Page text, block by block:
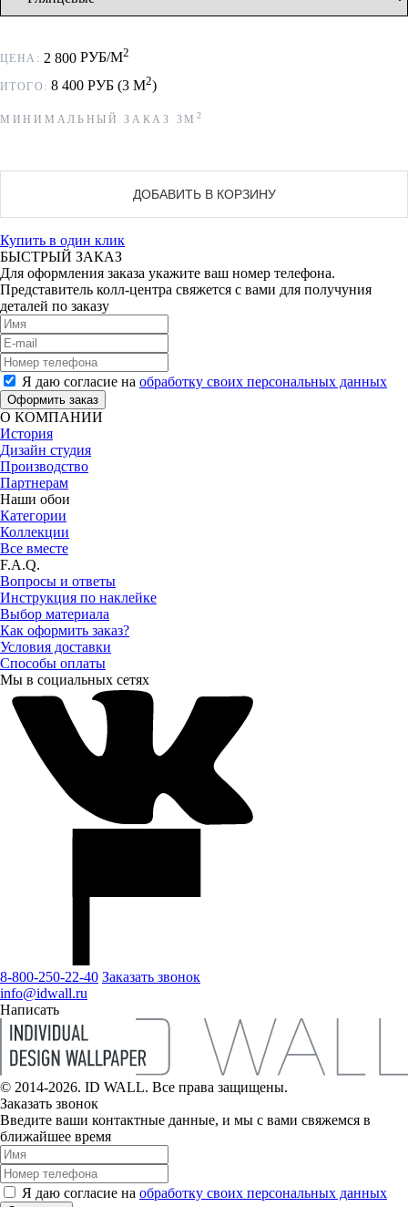
ЦЕНА: 2 800 РУБ/М2
ИТОГО: 8 400 РУБ (3 М2)
МИНИМАЛЬНЫЙ ЗАКАЗ 3М2
ДОБАВИТЬ В КОРЗИНУ
Купить в один клик
БЫСТРЫЙ ЗАКАЗ
Для оформления заказа укажите ваш номер телефона.
Представитель колл-центра свяжется с вами для получуния
деталей по заказу
Я даю согласие на обработку своих персональных данных
Оформить заказ
О КОМПАНИИ
История
Дизайн студия
Производство
Партнерам
Наши обои
Категории
Коллекции
Все вместе
F.A.Q.
Вопросы и ответы
Инструкция по наклейке
Выбор материала
Как оформить заказ?
Условия доставки
Способы оплаты
Мы в социальных сетях
8-800-250-22-40 Заказать звонок
info@idwall.ru
Написать
© 2014-2026. ID WALL. Все права защищены.
Заказать звонок
Введите ваши контактные данные, и мы с вами свяжемся в
ближайшее время
Я даю согласие на обработку своих персональных данных